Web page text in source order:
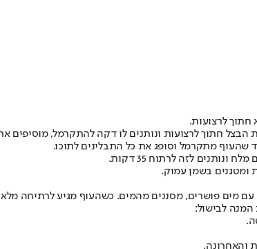
לרצועות.
ומטגנים בשמן עמוק.
מים פושרים, מסננים מהמים. כשהעוף מגיע לרתיחה
המנה לבישול:
והאחרונה.